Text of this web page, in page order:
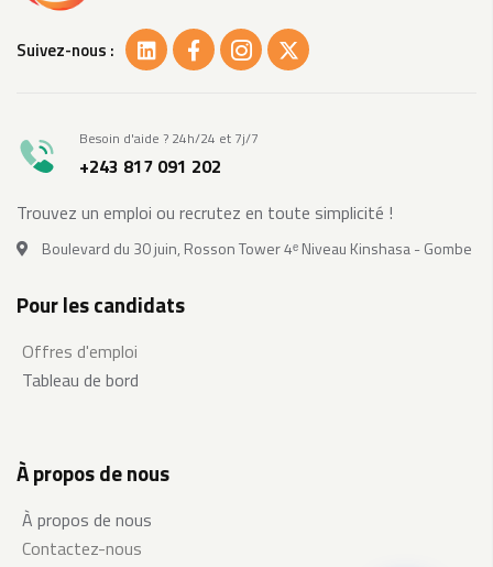
Suivez-nous :
Besoin d'aide ? 24h/24 et 7j/7
+243 817 091 202
Trouvez un emploi ou recrutez en toute simplicité !
Boulevard du 30 juin, Rosson Tower 4ᵉ Niveau Kinshasa - Gombe
Pour les candidats
Offres d'emploi
Tableau de bord
À propos de nous
À propos de nous
Contactez-nous